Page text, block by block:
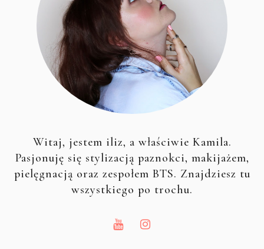
Witaj, jestem iliz, a właściwie Kamila.
Pasjonuję się stylizacją paznokci, makijażem,
pielęgnacją oraz zespołem BTS. Znajdziesz tu
wszystkiego po trochu.